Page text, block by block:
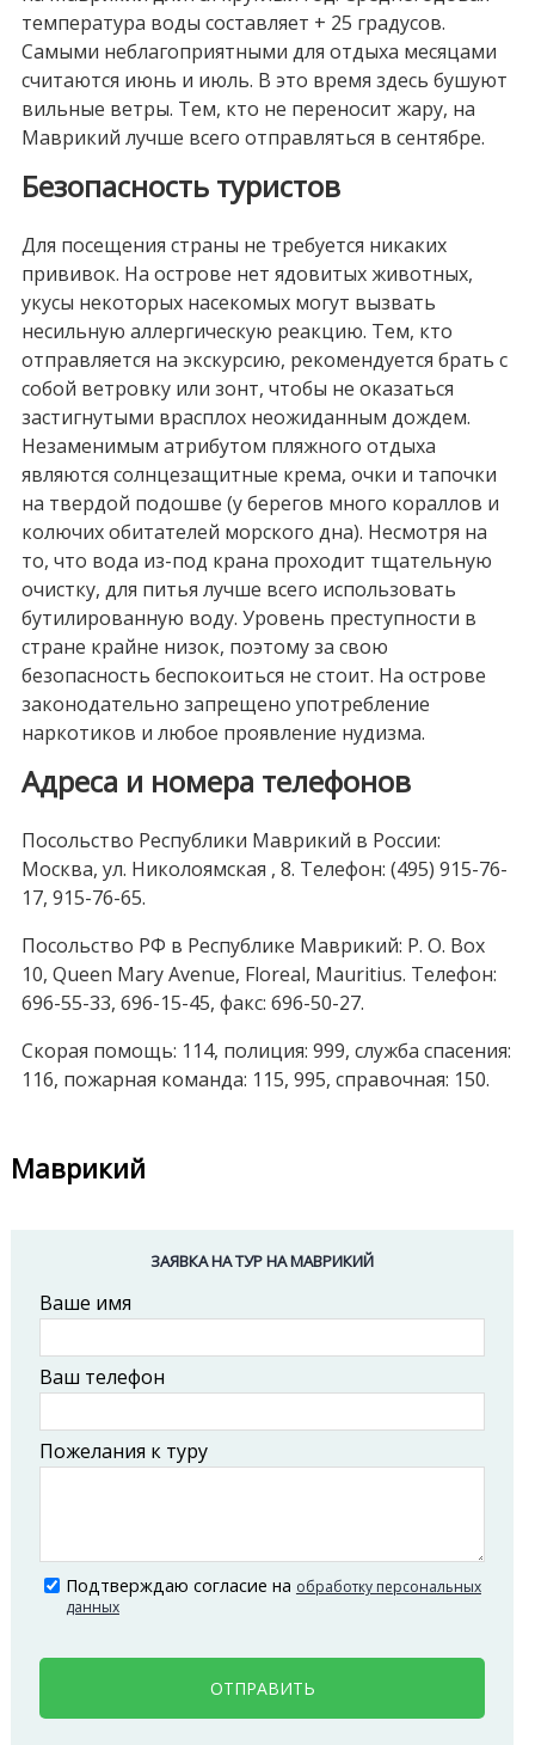
температура воды составляет + 25 градусов.
Самыми неблагоприятными для отдыха месяцами
считаются июнь и июль. В это время здесь бушуют
вильные ветры. Тем, кто не переносит жару, на
Маврикий лучше всего отправляться в сентябре.
Безопасность туристов
Для посещения страны не требуется никаких
прививок. На острове нет ядовитых животных,
укусы некоторых насекомых могут вызвать
несильную аллергическую реакцию. Тем, кто
отправляется на экскурсию, рекомендуется брать с
собой ветровку или зонт, чтобы не оказаться
застигнутыми врасплох неожиданным дождем.
Незаменимым атрибутом пляжного отдыха
являются солнцезащитные крема, очки и тапочки
на твердой подошве (у берегов много кораллов и
колючих обитателей морского дна). Несмотря на
то, что вода из-под крана проходит тщательную
очистку, для питья лучше всего использовать
бутилированную воду. Уровень преступности в
стране крайне низок, поэтому за свою
безопасность беспокоиться не стоит. На острове
законодательно запрещено употребление
наркотиков и любое проявление нудизма.
Адреса и номера телефонов
Посольство Республики Маврикий в России:
Москва, ул. Николоямская , 8. Телефон: (495) 915-76-
17, 915-76-65.
Посольство РФ в Республике Маврикий: P. O. Box
10, Queen Mary Avenue, Floreal, Mauritius. Телефон:
696-55-33, 696-15-45, факс: 696-50-27.
Скорая помощь: 114, полиция: 999, служба спасения:
116, пожарная команда: 115, 995, справочная: 150.
Маврикий
ЗАЯВКА НА ТУР НА МАВРИКИЙ
Ваше имя
Ваш телефон
Пожелания к туру
Подтверждаю согласие на обработку персональных
данных
ОТПРАВИТЬ